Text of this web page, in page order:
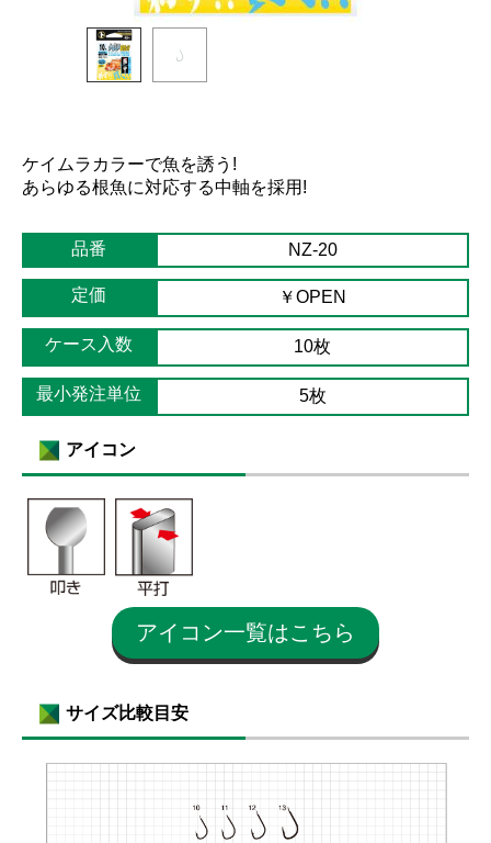
ケイムラカラーで魚を誘う!
あらゆる根魚に対応する中軸を採用!
品番 NZ-20
定価 ￥OPEN
ケース入数 10枚
最小発注単位 5枚
アイコン
アイコン一覧はこちら
サイズ比較目安